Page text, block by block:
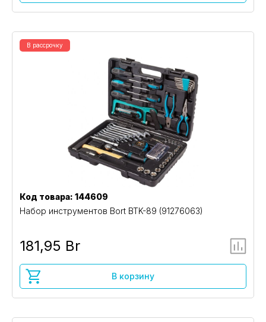
В рассрочку
Код товара: 144609
Набор инструментов Bort BTK-89 (91276063)
181,95 Br
В корзину